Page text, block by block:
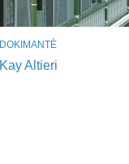
DOKIMANTÈ
Kay Altieri